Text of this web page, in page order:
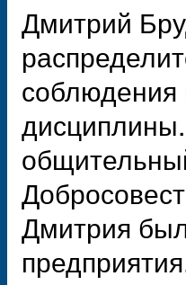
Дмитрий
соблюдения
Дмитрия